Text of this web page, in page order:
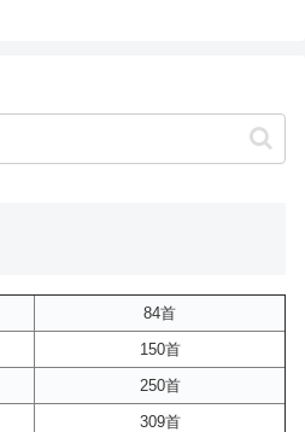
84首
150首
250首
309首